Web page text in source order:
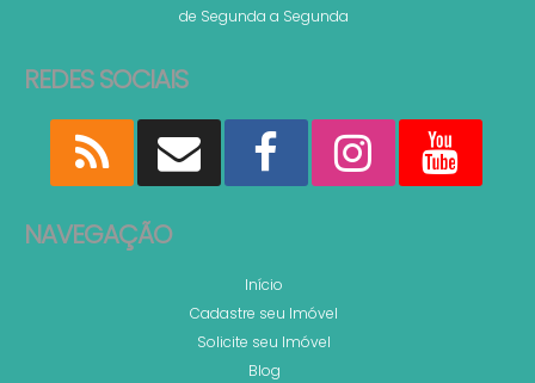
de Segunda a Segunda
REDES SOCIAIS
NAVEGAÇÃO
Início
Cadastre seu Imóvel
Solicite seu Imóvel
Blog